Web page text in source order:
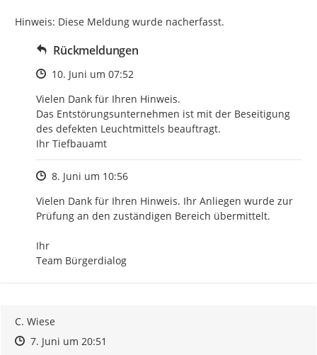
Hinweis: Diese Meldung wurde nacherfasst.
Rückmeldungen
Zeitpunkt des Erstellens
10. Juni um 07:52
Vielen Dank für Ihren Hinweis.
Das Entstörungsunternehmen ist mit der Beseitigung
des defekten Leuchtmittels beauftragt.
Ihr Tiefbauamt
Zeitpunkt des Erstellens
8. Juni um 10:56
Vielen Dank für Ihren Hinweis. Ihr Anliegen wurde zur
Prüfung an den zuständigen Bereich übermittelt.
Ihr
Team Bürgerdialog
C. Wiese
Zeitpunkt des Erstellens
Zeitpunkt des Erstellens
7. Juni um 20:51